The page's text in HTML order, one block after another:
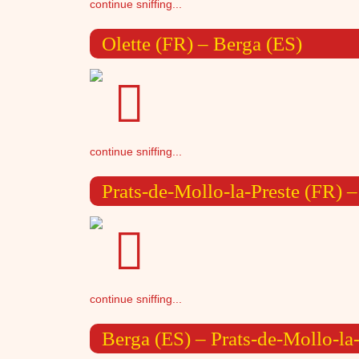
continue sniffing...
Olette (FR) – Berga (ES)
continue sniffing...
Prats-de-Mollo-la-Preste (FR)
continue sniffing...
Berga (ES) – Prats-de-Mollo-